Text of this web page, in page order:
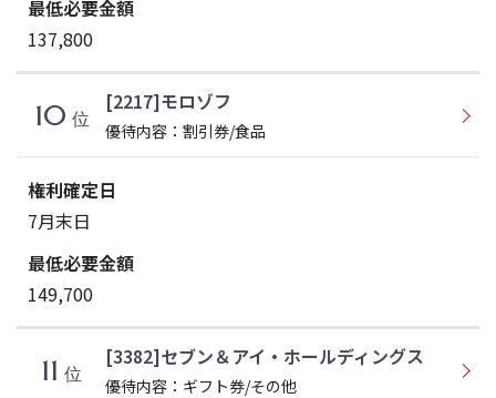
137,800
10 位
[2217]モロゾフ
優待内容：割引券/食品
7月末日
149,700
11 位
[3382]セブン＆アイ・ホールディングス
優待内容：ギフト券/その他